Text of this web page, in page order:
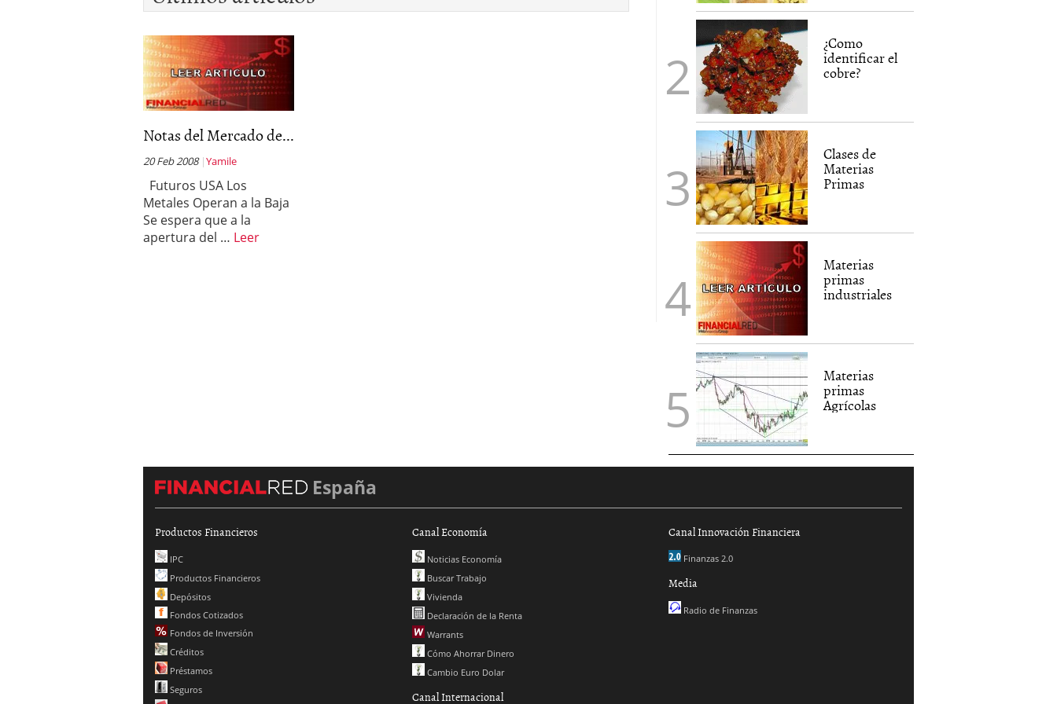
deportivos y atletas desarrollada a través de tecnología Blockchain 27
Notas del Mercado de...
20 Feb 2008 Yamile
Futuros USA Los
Metales Operan a la Baja
Se espera que a la
apertura del … Leer
¿Como
identificar el
cobre?
Clases de
Materias
Primas
Materias
primas
industriales
Materias
primas
Agrícolas
España
Productos Financieros
IPC
Productos Financieros
Depósitos
Fondos Cotizados
Fondos de Inversión
Créditos
Préstamos
Seguros
Canal Economía
Noticias Economía
Buscar Trabajo
Vivienda
Declaración de la Renta
Warrants
Cómo Ahorrar Dinero
Cambio Euro Dolar
Canal Internacional
Canal Innovación Financiera
Finanzas 2.0
Media
Radio de Finanzas